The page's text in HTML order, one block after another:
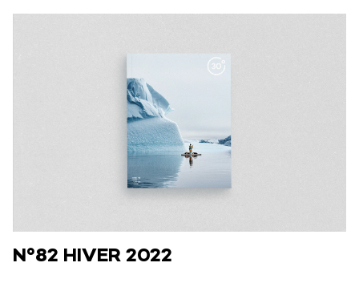
N°82 HIVER 2022